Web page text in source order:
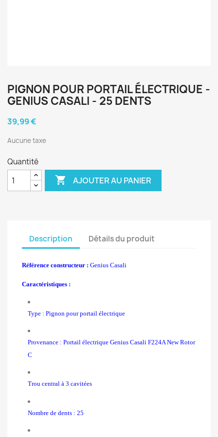
PIGNON POUR PORTAIL ÉLECTRIQUE -
GENIUS CASALI - 25 DENTS
39,99 €
Aucune taxe
Quantité
 AJOUTER AU PANIER
Description Détails du produit
Référence constructeur : Genius Casali
Caractéristiques :
Type : Pignon pour portail électrique
Provenance : Portail électrique Genius Casali F224A New Rotor
C
Trou central à 3 cavitées
Nombre de dents : 25